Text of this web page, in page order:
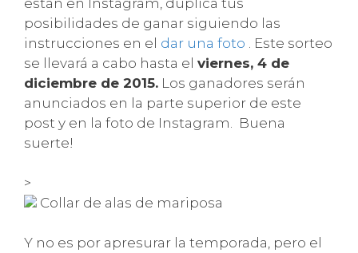
posibilidades de ganar siguiendo las
instrucciones en el dar una foto . Este sorteo
se llevará a cabo hasta el viernes, 4 de
diciembre de 2015. Los ganadores serán
anunciados en la parte superior de este
post y en la foto de Instagram. Buena
suerte!
>
Collar de alas de mariposa
Y no es por apresurar la temporada, pero el